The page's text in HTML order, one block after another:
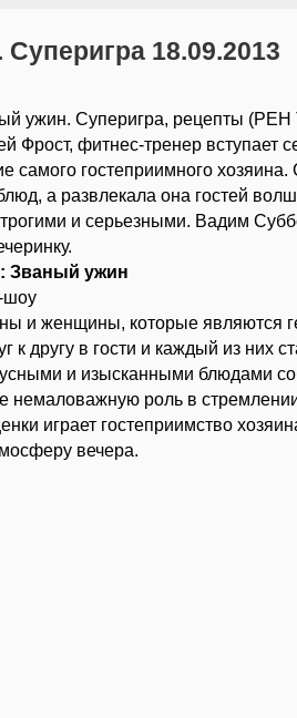
18.09.2013
ужин. Суперигра, рецепты (РЕН
Фрост, фитнес-тренер вступает
самого гостеприимного
а развлекала она гостей
и серьезными. Вадим
Званый ужин
шоу
и женщины, которые являются
к другу в гости и каждый из них
и изысканными блюдами
немаловажную роль в
играет гостеприимство
вечера.